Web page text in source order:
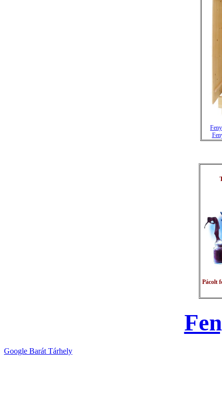
Pácolt
Google Barát Tárhely